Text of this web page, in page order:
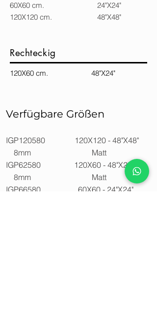
60X60 cm. 24"X24"
120X120 cm. 48"X48"
Rechteckig
120X60 cm. 48"X24"
Verfügbare Größen
IGP120580 120X120 - 48"X48"
8mm Matt
IGP62580 120X60 - 48"X24"
8mm Matt
IGP66580 60X60 - 24"X24"